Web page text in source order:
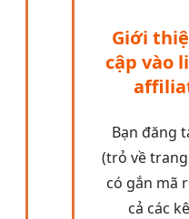
Giới
cập vào
Bạn đăng
(trỏ về
có gắn mã
cả các